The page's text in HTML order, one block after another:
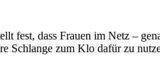
fest, dass Frauen im Netz –
Schlange zum Klo dafür zu